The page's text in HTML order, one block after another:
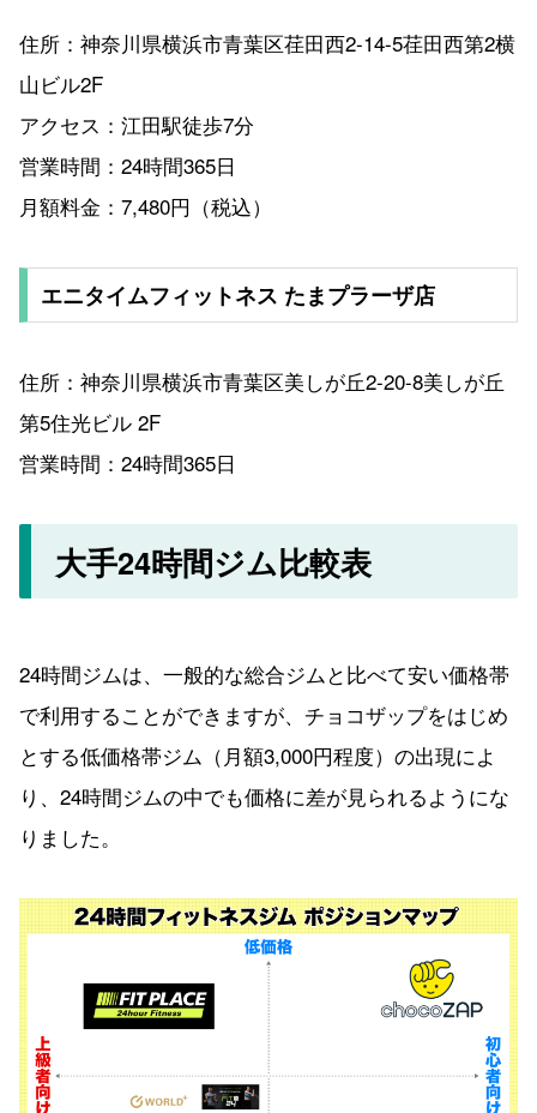
住所：神奈川県横浜市青葉区荏田西2-14-5荏田西第2横
山ビル2F
アクセス：江田駅徒歩7分
営業時間：24時間365日
月額料金：7,480円（税込）
エニタイムフィットネス たまプラーザ店
住所：神奈川県横浜市青葉区美しが丘2-20-8美しが丘
第5住光ビル 2F
営業時間：24時間365日
大手24時間ジム比較表
24時間ジムは、一般的な総合ジムと比べて安い価格帯
で利用することができますが、チョコザップをはじめ
とする低価格帯ジム（月額3,000円程度）の出現によ
り、24時間ジムの中でも価格に差が見られるようにな
りました。